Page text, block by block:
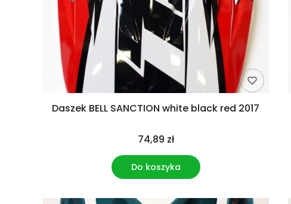
Daszek BELL SANCTION white black red 2017
74,89 zł
Do koszyka